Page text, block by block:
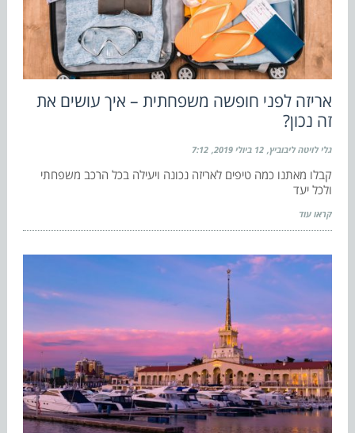
אריזה לפני חופשה משפחתית – איך עושים את
זה נכון?
גלי לויטה ליבוביץ 12 ביולי 2019 7:12
קבלו מאתנו כמה טיפים לאריזה נכונה ויעילה בכל הרכב משפחתי
ולכל יעד
קראו עוד